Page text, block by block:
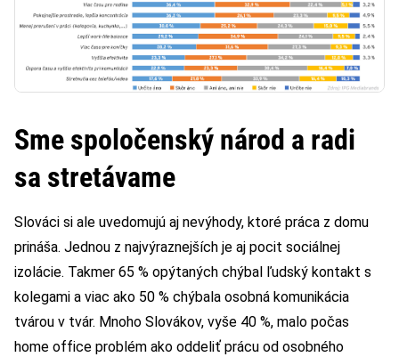
Sme spoločenský národ a radi
sa stretávame
Slováci si ale uvedomujú aj nevýhody, ktoré práca z domu
prináša. Jednou z najvýraznejších je aj pocit sociálnej
izolácie. Takmer 65 % opýtaných chýbal ľudský kontakt s
kolegami a viac ako 50 % chýbala osobná komunikácia
tvárou v tvár. Mnoho Slovákov, vyše 40 %, malo počas
home office problém ako oddeliť prácu od osobného